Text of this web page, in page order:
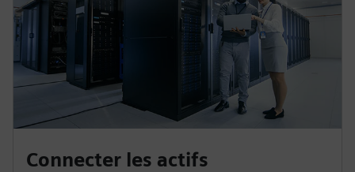
Connecter les actifs